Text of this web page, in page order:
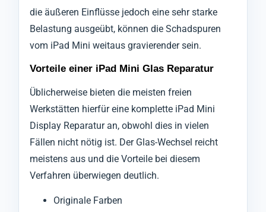
die äußeren Einflüsse jedoch eine sehr starke
Belastung ausgeübt, können die Schadspuren
vom iPad Mini weitaus gravierender sein.
Vorteile einer iPad Mini Glas Reparatur
Üblicherweise bieten die meisten freien
Werkstätten hierfür eine komplette iPad Mini
Display Reparatur an, obwohl dies in vielen
Fällen nicht nötig ist. Der Glas-Wechsel reicht
meistens aus und die Vorteile bei diesem
Verfahren überwiegen deutlich.
Originale Farben